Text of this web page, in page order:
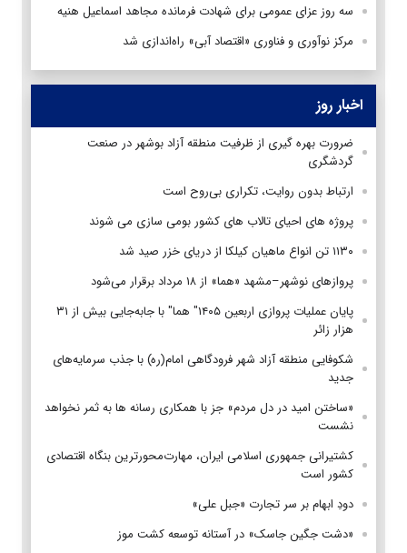
سه روز عزای عمومی برای شهادت فرمانده مجاهد اسماعیل هنیه
مرکز نوآوری و فناوری «اقتصاد آبی» راه‌اندازی شد
اخبار روز
ضرورت بهره گیری از ظرفیت منطقه آزاد بوشهر در صنعت
گردشگری
ارتباط بدون روایت، تکراری بی‌روح است
پروژه های احیای تالاب های کشور بومی سازی می شوند
۱۱۳۰ تن انواع ماهیان کیلکا از دریای خزر صید شد
پروازهای نوشهر–مشهد «هما» از ۱۸ مرداد برقرار می‌شود
پایان عملیات پروازی اربعین ۱۴۰۵" هما" با جابه‌جایی بیش از ۳۱
هزار زائر
شکوفایی منطقه آزاد شهر فرودگاهی امام(ره) با جذب سرمایه‌های
جدید
«ساختن امید در دل مردم» جز با همکاری رسانه ها به ثمر نخواهد
نشست
کشتیرانی جمهوری اسلامی ایران، مهارت‌محورترین بنگاه اقتصادی
کشور است
دودِ ابهام بر سر تجارت «جبل علی»
«دشت جگین جاسک» در آستانه توسعه کشت موز